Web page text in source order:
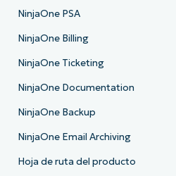
NinjaOne PSA
NinjaOne Billing
NinjaOne Ticketing
NinjaOne Documentation
NinjaOne Backup
NinjaOne Email Archiving
Hoja de ruta del producto